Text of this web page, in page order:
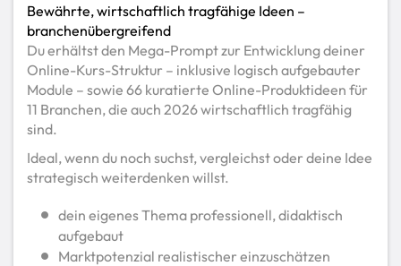
Bewährte, wirtschaftlich tragfähige Ideen –
branchenübergreifend
Du erhältst den Mega-Prompt zur Entwicklung deiner
Online-Kurs-Struktur – inklusive logisch aufgebauter
Module – sowie 66 kuratierte Online-Produktideen für
11 Branchen, die auch 2026 wirtschaftlich tragfähig
sind.
Ideal, wenn du noch suchst, vergleichst oder deine Idee
strategisch weiterdenken willst.
dein eigenes Thema professionell, didaktisch
aufgebaut
Marktpotenzial realistischer einzuschätzen